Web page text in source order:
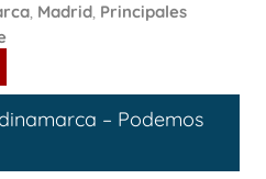
, Madrid, Principales
– Podemos